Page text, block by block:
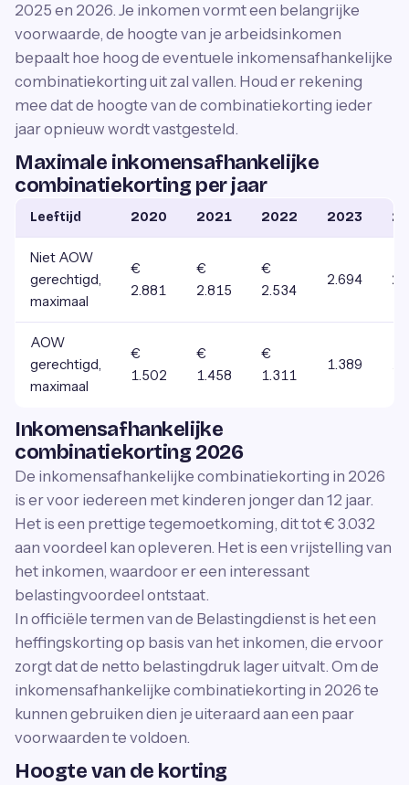
2025 en 2026. Je inkomen vormt een belangrijke
voorwaarde, de hoogte van je arbeidsinkomen
bepaalt hoe hoog de eventuele inkomensafhankelijke
combinatiekorting uit zal vallen. Houd er rekening
mee dat de hoogte van de combinatiekorting ieder
jaar opnieuw wordt vastgesteld.
Maximale inkomensafhankelijke
combinatiekorting per jaar
Leeftijd 2020 2021 2022 2023
Niet AOW
gerechtigd,
maximaal
€
2.881
€
2.815
€
2.534
2.694
AOW
gerechtigd,
maximaal
€
1.502
€
1.458
€
1.311
1.389
Inkomensafhankelijke
combinatiekorting 2026
De inkomensafhankelijke combinatiekorting in 2026
is er voor iedereen met kinderen jonger dan 12 jaar.
Het is een prettige tegemoetkoming, dit tot € 3.032
aan voordeel kan opleveren. Het is een vrijstelling van
het inkomen, waardoor er een interessant
belastingvoordeel ontstaat.
In officiële termen van de Belastingdienst is het een
heffingskorting op basis van het inkomen, die ervoor
zorgt dat de netto belastingdruk lager uitvalt. Om de
inkomensafhankelijke combinatiekorting in 2026 te
kunnen gebruiken dien je uiteraard aan een paar
voorwaarden te voldoen.
Hoogte van de korting